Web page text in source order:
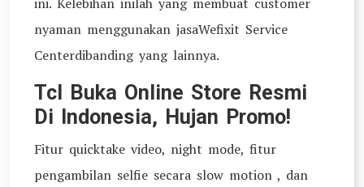
nyaman menggunakan jasaWefixit Service
Centerdibanding yang lainnya.
Tcl Buka Online Store Resmi
Di Indonesia, Hujan Promo!
Fitur quicktake video, night mode, fitur
pengambilan selfie secara slow motion , dan